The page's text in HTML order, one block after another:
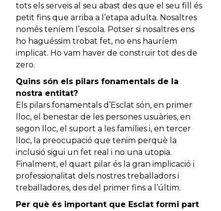
tots els serveis al seu abast des que el seu fill és
petit fins que arriba a l’etapa adulta. Nosaltres
només teníem l’escola. Potser si nosaltres ens
ho haguéssim trobat fet, no ens hauríem
implicat. Ho vam haver de construir tot des de
zero.
Quins són els pilars fonamentals de la
nostra entitat?
Els pilars fonamentals d’Esclat són, en primer
lloc, el benestar de les persones usuàries, en
segon lloc, el suport a les famílies i, en tercer
lloc, la preocupació que tenim perquè la
inclusió sigui un fet real i no una utopia.
Finalment, el quart pilar és la gran implicació i
professionalitat dels nostres treballadors i
treballadores, des del primer fins a l’últim.
Per què és important que Esclat formi part